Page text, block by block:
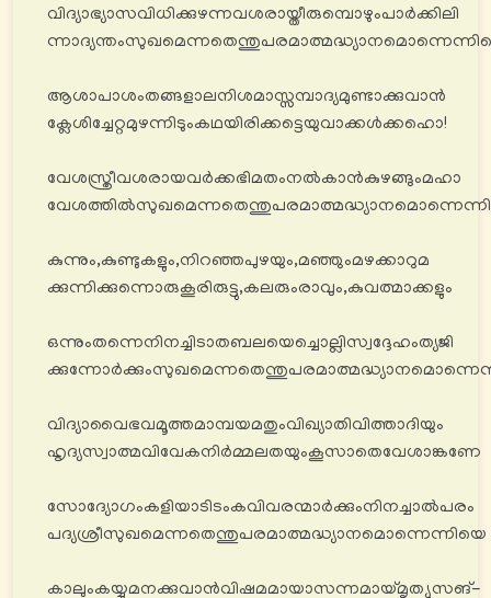
വിദ്യാഭ്യാസവിധിക്കുഴന്നവശരായ്തീരുമ്പൊഴുംപാർക്കിലി
ആശാപാശംതങ്ങളാലനിശമാസ്സമ്പാദ്യമുണ്ടാക്കുവാൻ
ക്ലേശിച്ചേറ്റമുഴന്നിടുംകഥയിരിക്കട്ടെയുവാക്കൾക്കഹൊ!
വേശസ്ത്രീവശരായവർക്കഭിമതംനൽകാൻകുഴങ്ങുംമഹാ
കുന്നും,കുണ്ടുകളും,നിറഞ്ഞപുഴയും,മഞ്ഞുംമഴക്കാറുമ
ക്കുന്നിക്കുന്നൊരുകൂരിരുട്ടു,കലരുംരാവും,കുവത്മാക്കളും
ഒന്നുംതന്നെനിനച്ചിടാതബലയെച്ചൊല്ലിസ്വദ്ദേഹംത്യജി
വിദ്യാവൈഭവമൂത്തമാമ്പയമതുംവിഖ്യാതിവിത്താദിയും
ഹൃദ്യസ്വാത്മവിവേകനിർമ്മലതയുംകൂസാതെവേശാങ്കണേ
സോദ്യോഗംകളിയാടിടംകവിവരന്മാർക്കുംനിനച്ചാൽപരം
പദ്യശ്രീസുഖമെന്നതെന്തുപരമാത്മദ്ധ്യാനമൊന്നെന്നിയെ
കാലുംകയ്യുമനക്കുവാൻവിഷമമായാസന്നമായ്മൃത്യുസങ്-